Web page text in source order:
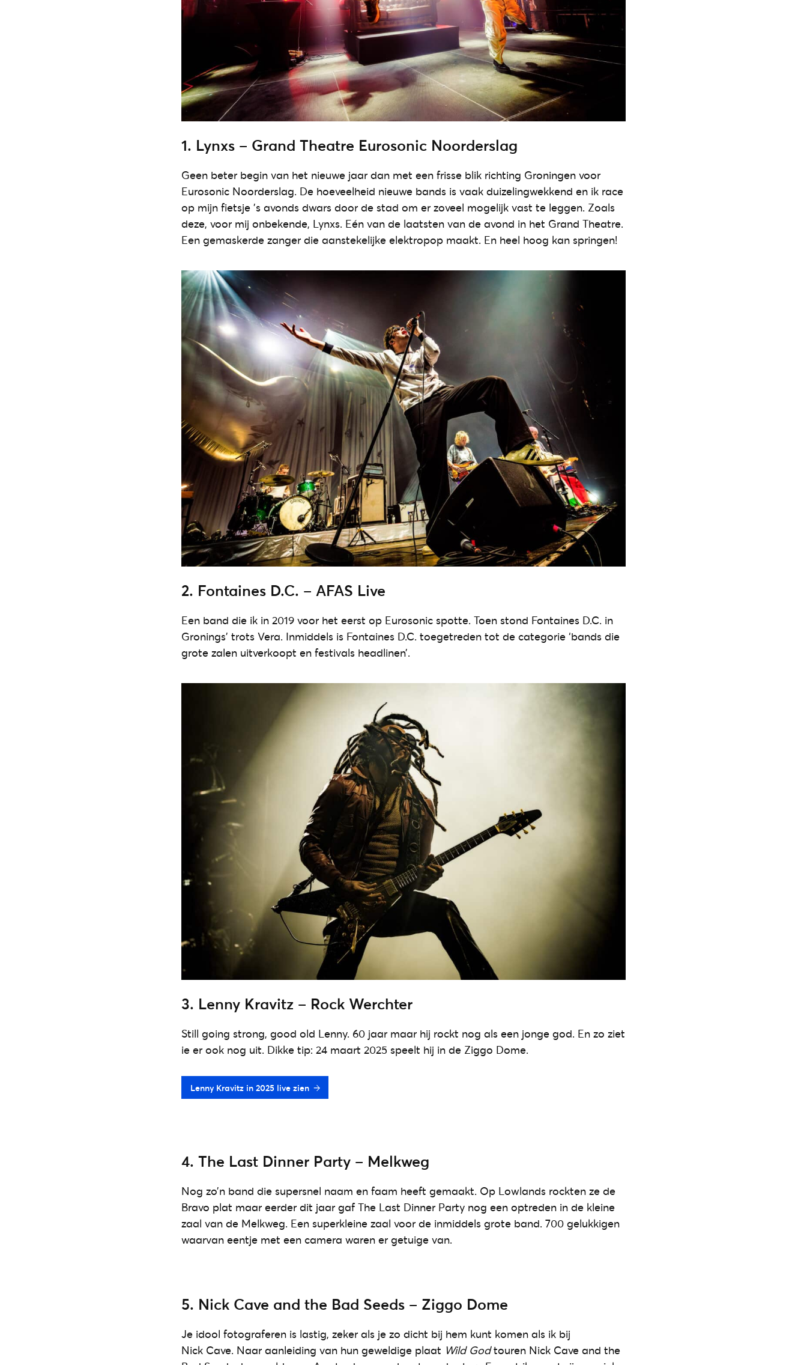
1. Lynxs – Grand Theatre Eurosonic Noorderslag
Geen beter begin van het nieuwe jaar dan met een frisse blik richting Groningen voor
Eurosonic Noorderslag. De hoeveelheid nieuwe bands is vaak duizelingwekkend en ik race
op mijn fietsje ’s avonds dwars door de stad om er zoveel mogelijk vast te leggen. Zoals
deze, voor mij onbekende, Lynxs. Eén van de laatsten van de avond in het Grand Theatre.
Een gemaskerde zanger die aanstekelijke elektropop maakt. En heel hoog kan springen!
2. Fontaines D.C. – AFAS Live
Een band die ik in 2019 voor het eerst op Eurosonic spotte. Toen stond Fontaines D.C. in
Gronings’ trots Vera. Inmiddels is Fontaines D.C. toegetreden tot de categorie ‘bands die
grote zalen uitverkoopt en festivals headlinen’.
3. Lenny Kravitz – Rock Werchter
Still going strong, good old Lenny. 60 jaar maar hij rockt nog als een jonge god. En zo ziet
ie er ook nog uit. Dikke tip: 24 maart 2025 speelt hij in de Ziggo Dome.
Lenny Kravitz in 2025 live zien
4. The Last Dinner Party – Melkweg
Nog zo’n band die supersnel naam en faam heeft gemaakt. Op Lowlands rockten ze de
Bravo plat maar eerder dit jaar gaf The Last Dinner Party nog een optreden in de kleine
zaal van de Melkweg. Een superkleine zaal voor de inmiddels grote band. 700 gelukkigen
waarvan eentje met een camera waren er getuige van.
5. Nick Cave and the Bad Seeds – Ziggo Dome
Je idool fotograferen is lastig, zeker als je zo dicht bij hem kunt komen als ik bij
Nick Cave. Naar aanleiding van hun geweldige plaat Wild Godtouren Nick Cave and the